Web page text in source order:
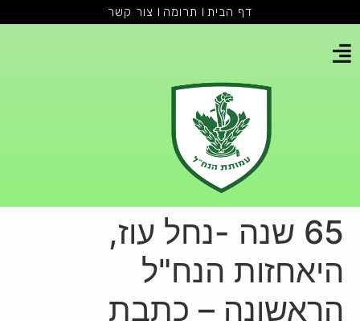
דף הבית תרומה צור קשר
65 שנה -נחל עוז,
היאחזות הנח"ל
הראשונה – כתבת